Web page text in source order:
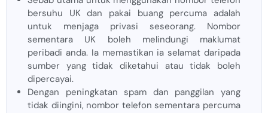
bersuhu UK dan pakai buang percuma adalah
untuk menjaga privasi seseorang. Nombor
sementara UK boleh melindungi maklumat
peribadi anda. Ia memastikan ia selamat daripada
sumber yang tidak diketahui atau tidak boleh
dipercayai.
Dengan peningkatan spam dan panggilan yang
tidak diingini, nombor telefon sementara percuma